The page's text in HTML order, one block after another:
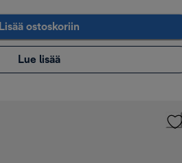
Lisää ostoskoriin
Lue lisää